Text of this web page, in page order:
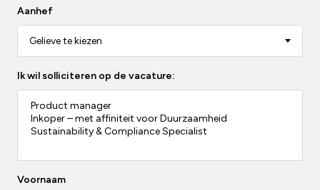
Aanhef
Ik wil solliciteren op de vacature:
Voornaam